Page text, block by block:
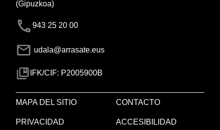
(Gipuzkoa)
943 25 20 00
udala@arrasate.eus
IFK/CIF: P2005900B
MAPA DEL SITIO CONTACTO
PRIVACIDAD ACCESIBILIDAD